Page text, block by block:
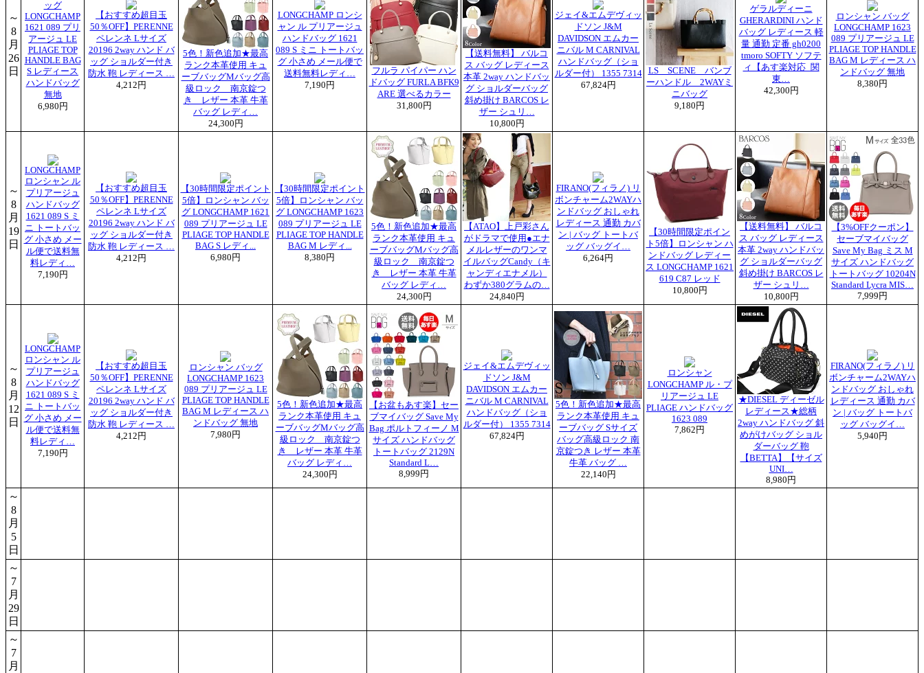
～
8
月
26
日
ッグ
LONGCHAMP
1621 089 プリ
アージュ LE
PLIAGE TOP
HANDLE BAG
S レディース
ハンドバッグ
無地
6,980円
【おすすめ超目玉
50％OFF】PERENNE
ペレンネ Lサイズ
20196 2way ハンド バ
ッグ ショルダー付き
防水 鞄 レディース …
4,212円
5色！新色追加★最高
ランク本革使用 キュ
ーブバッグMバッグ高
級ロック 南京錠つ
き レザー 本革 牛革
バッグ レディ…
24,300円
LONGCHAMP ロンシ
ャン ル プリアージュ
ハンドバッグ 1621
089 S ミニ トートバッ
グ 小さめ メール便で
送料無料レディ…
7,190円
フルラ パイパー ハン
ドバッグ FURLA BFK9
ARE 選べるカラー
31,800円
【送料無料】 バルコ
ス バッグ レディース
本革 2way ハンドバッ
グ ショルダーバッグ
斜め掛け BARCOS レ
ザー シュリ…
10,800円
ジェイ&エムデヴィッ
ドソン J&M
DAVIDSON エムカー
ニバル M CARNIVAL
ハンドバッグ（ショ
ルダー付） 1355 7314
67,824円
LS SCENE バンブ
ーハンドル 2WAYミ
ニバッグ
9,180円
ゲラルディーニ
GHERARDINI ハンド
バッグ レディース 軽
量 通勤 定番 gh0200
tmoro SOFTY ソフテ
ィ【あす楽対応_関
東…
42,300円
ロンシャン バッグ
LONGCHAMP 1623
089 プリアージュ LE
PLIAGE TOP HANDLE
BAG M レディース ハ
ンドバッグ 無地
8,380円
～
8
月
19
日
LONGCHAMP
ロンシャン ル
プリアージュ
ハンドバッグ
1621 089 S ミ
ニ トートバッ
グ 小さめ メー
ル便で送料無
料レディ…
7,190円
【おすすめ超目玉
50％OFF】PERENNE
ペレンネ Lサイズ
20196 2way ハンド バ
ッグ ショルダー付き
防水 鞄 レディース …
4,212円
【30時間限定ポイント
5倍】ロンシャン バッ
グ LONGCHAMP 1621
089 プリアージュ LE
PLIAGE TOP HANDLE
BAG S レディ...
6,980円
【30時間限定ポイント
5倍】ロンシャン バッ
グ LONGCHAMP 1623
089 プリアージュ LE
PLIAGE TOP HANDLE
BAG M レディ...
8,380円
5色！新色追加★最高
ランク本革使用 キュ
ーブバッグMバッグ高
級ロック 南京錠つ
き レザー 本革 牛革
バッグ レディ…
24,300円
【ATAO】上戸彩さん
がドラマで使用●エナ
メルレザーのワンマ
イルバッグCandy（キ
ャンディエナメル）
わずか380グラムの…
24,840円
FIRANO(フィラノ) リ
ボンチャーム2WAYハ
ンドバッグ おしゃれ
レディース 通勤 カバ
ン | バッグ トートバ
ッグ バッグイ…
6,264円
【30時間限定ポイン
ト5倍】ロンシャン ハ
ンドバッグ レディー
ス LONGCHAMP 1621
619 C87 レッド
10,800円
【送料無料】 バルコ
ス バッグ レディース
本革 2way ハンドバッ
グ ショルダーバッグ
斜め掛け BARCOS レ
ザー シュリ…
10,800円
【3%OFFクーポン】
セーブマイバッグ
Save My Bag ミス M
サイズ ハンドバッグ
トートバッグ 10204N
Standard Lycra MIS…
7,999円
～
8
月
12
日
LONGCHAMP
ロンシャン ル
プリアージュ
ハンドバッグ
1621 089 S ミ
ニ トートバッ
グ 小さめ メー
ル便で送料無
料レディ…
7,190円
【おすすめ超目玉
50％OFF】PERENNE
ペレンネ Lサイズ
20196 2way ハンド バ
ッグ ショルダー付き
防水 鞄 レディース …
4,212円
ロンシャン バッグ
LONGCHAMP 1623
089 プリアージュ LE
PLIAGE TOP HANDLE
BAG M レディース ハ
ンドバッグ 無地
7,980円
5色！新色追加★最高
ランク本革使用 キュ
ーブバッグMバッグ高
級ロック 南京錠つ
き レザー 本革 牛革
バッグ レディ…
24,300円
【お盆もあす楽】セー
ブマイバッグ Save My
Bag ポルトフィーノ M
サイズ ハンドバッグ
トートバッグ 2129N
Standard L…
8,999円
ジェイ&エムデヴィッ
ドソン J&M
DAVIDSON エムカー
ニバル M CARNIVAL
ハンドバッグ（ショ
ルダー付） 1355 7314
67,824円
5色！新色追加★最高
ランク本革使用 キュ
ーブバッグ Sサイズ
バッグ高級ロック 南
京錠つき レザー 本革
牛革 バッグ …
22,140円
ロンシャン
LONGCHAMP ル・プ
リアージュ LE
PLIAGE ハンドバッグ
1623 089
7,862円
★DIESEL ディーゼル
レディース★総柄
2way ハンドバッグ 斜
めがけバッグ ショル
ダーバッグ 鞄
【BETTA】【サイズ
UNI…
8,980円
FIRANO(フィラノ) リ
ボンチャーム2WAYハ
ンドバッグ おしゃれ
レディース 通勤 カバ
ン | バッグ トートバ
ッグ バッグイ…
5,940円
～
8
月
5
日
～
7
月
29
日
～
7
月